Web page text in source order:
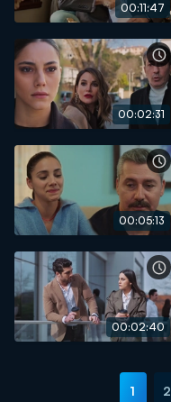
00:11:47
00:02:31
00:05:13
00:02:40
1 2